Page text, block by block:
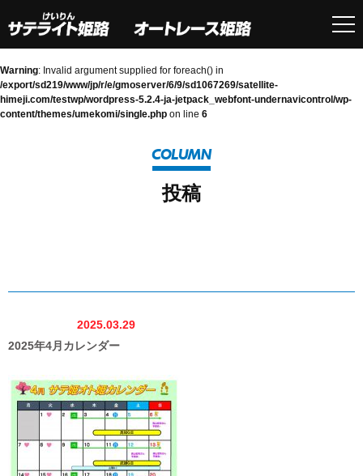
Warning: Invalid argument supplied for foreach() in
/export/sd219/www/jp/r/e/gmoserver/6/9/sd1067269/satellite-
himeji.com/testwp/wordpress-5.2.4-ja-jetpack_webfont-undernavicontrol/wp-
content/themes/umekomi/single.php on line 6
COLUMN
投稿
2025.03.29
2025年4月カレンダー